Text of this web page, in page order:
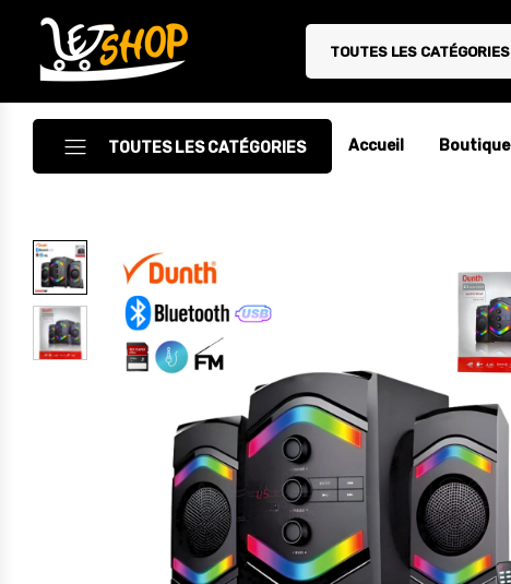
Letshop.dz
TOUTES LES CATÉGORIES
TOUTES LES CATÉGORIES
Accessoires
Accessoires Auto/Moto
Accessoires PC
Camping & Randonnée
Electroménager
Accueil Boutique